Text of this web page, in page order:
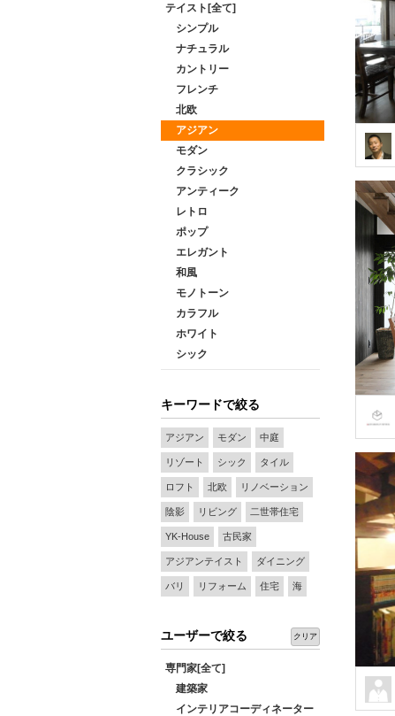
テイスト[全て]
シンプル
ナチュラル
カントリー
フレンチ
北欧
アジアン
モダン
クラシック
アンティーク
レトロ
ポップ
エレガント
和風
モノトーン
カラフル
ホワイト
シック
キーワードで絞る
アジアン モダン 中庭
リゾート シック タイル
ロフト 北欧 リノベーション
陰影 リビング 二世帯住宅
YK-House 古民家
アジアンテイスト ダイニング
バリ リフォーム 住宅 海
ユーザーで絞る クリア
専門家[全て]
建築家
インテリアコーディネーター